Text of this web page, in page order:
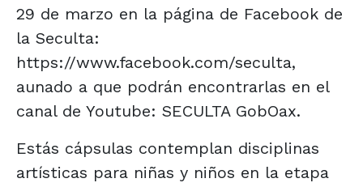
29 de marzo en la página de Facebook de
la Seculta:
https://www.facebook.com/seculta,
aunado a que podrán encontrarlas en el
canal de Youtube: SECULTA GobOax.
Estás cápsulas contemplan disciplinas
artísticas para niñas y niños en la etapa